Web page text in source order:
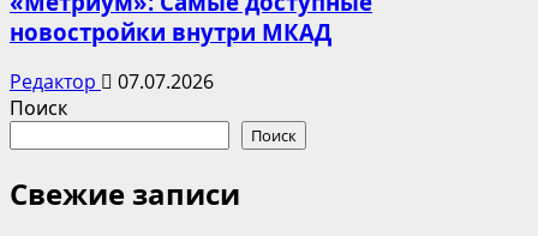
новостройки внутри МКАД
Редактор
07.07.2026
Поиск
Поиск
Свежие записи